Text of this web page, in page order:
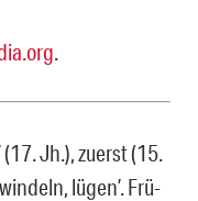
Jh.), zuerst (15.
lügen’. Frü­